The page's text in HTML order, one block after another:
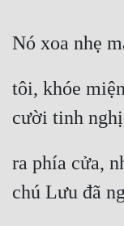
Nó xoa nhẹ
tôi, khóe
cười tinh
ra phía cửa,
chú Lưu đã